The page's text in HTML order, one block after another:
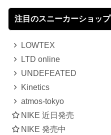
注目のスニーカーショップ
LOWTEX
LTD online
UNDEFEATED
Kinetics
atmos-tokyo
NIKE 近日発売
NIKE 発売中